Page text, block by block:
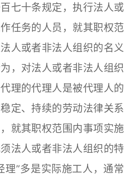
七十条规定，执行法人或
任务的人员，就其职权范
人或者非法人组织的名义
，对法人或者非法人组织
理的代理人是被代理人的
定、持续的劳动法律关系
就其职权范围内事项实施
法人或者非法人组织的特
理”多是实际施工人，通常